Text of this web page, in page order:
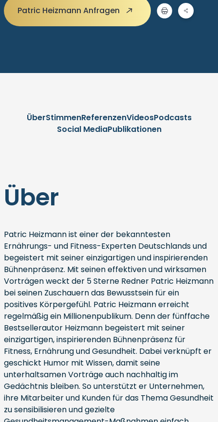
Patric Heizmann Anfragen
ÜberStimmenReferenzenVideosPodcasts
Social MediaPublikationen
Über
Patric Heizmann ist einer der bekanntesten
Ernährungs- und Fitness-Experten Deutschlands und
begeistert mit seiner einzigartigen und inspirierenden
Bühnenpräsenz. Mit seinen effektiven und wirksamen
Vorträgen weckt der 5 Sterne Redner Patric Heizmann
bei seinen Zuschauern das Bewusstsein für ein
positives Körpergefühl. Patric Heizmann erreicht
regelmäßig ein Millionenpublikum. Denn der fünffache
Bestsellerautor Heizmann begeistert mit seiner
einzigartigen, inspirierenden Bühnenpräsenz für
Fitness, Ernährung und Gesundheit. Dabei verknüpft er
geschickt Humor mit Wissen, damit seine
unterhaltsamen Vorträge auch nachhaltig im
Gedächtnis bleiben. So unterstützt er Unternehmen,
ihre Mitarbeiter und Kunden für das Thema Gesundheit
zu sensibilisieren und gezielte